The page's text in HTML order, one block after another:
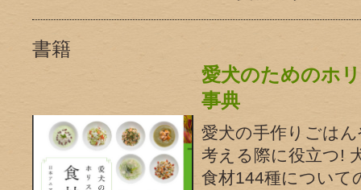
書籍
愛犬のためのホ
事典
愛犬の手作りごは
考える際に役立つ!
食材144種について